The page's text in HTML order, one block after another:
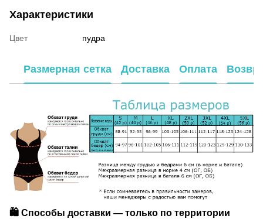
Характеристики
Цвет пудра
Размерная сетка Доставка Оплата
🛍️ Способы доставки — только по территории